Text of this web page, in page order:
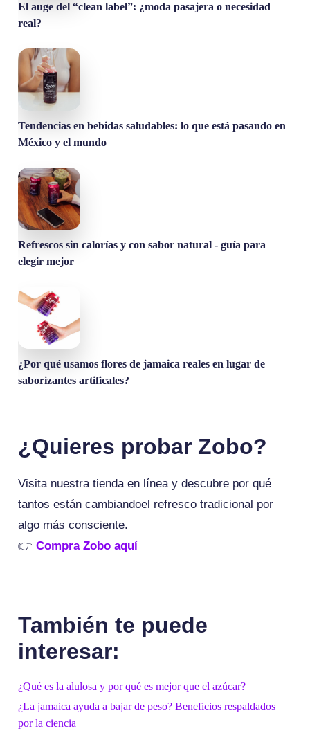
El auge del “clean label”: ¿moda pasajera o necesidad
real?
Tendencias en bebidas saludables: lo que está pasando en
México y el mundo
Refrescos sin calorías y con sabor natural - guía para
elegir mejor
¿Por qué usamos flores de jamaica reales en lugar de
saborizantes artificales?
¿Quieres probar Zobo?
Visita nuestra tienda en línea y descubre por qué
tantos están cambiandoel refresco tradicional por
algo más consciente.
👉Compra Zobo aquí
También te puede
interesar:
¿Qué es la alulosa y por qué es mejor que el azúcar?
¿La jamaica ayuda a bajar de peso? Beneficios respaldados
por la ciencia